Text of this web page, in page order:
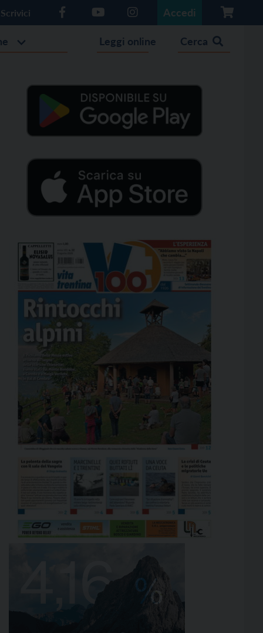
Scrivici Accedi
Leggi online Cerca